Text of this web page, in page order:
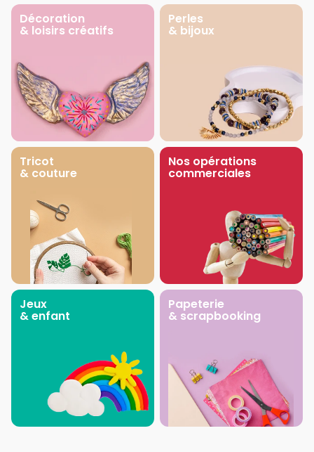
Décoration
& loisirs créatifs
Perles
& bijoux
Tricot
& couture
Nos opérations
commerciales
Jeux
& enfant
Papeterie
& scrapbooking